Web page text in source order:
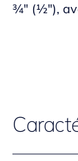
¾" (½"),